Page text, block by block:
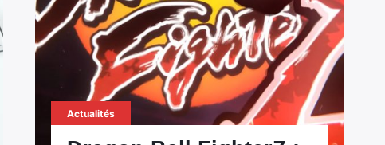
Actualités